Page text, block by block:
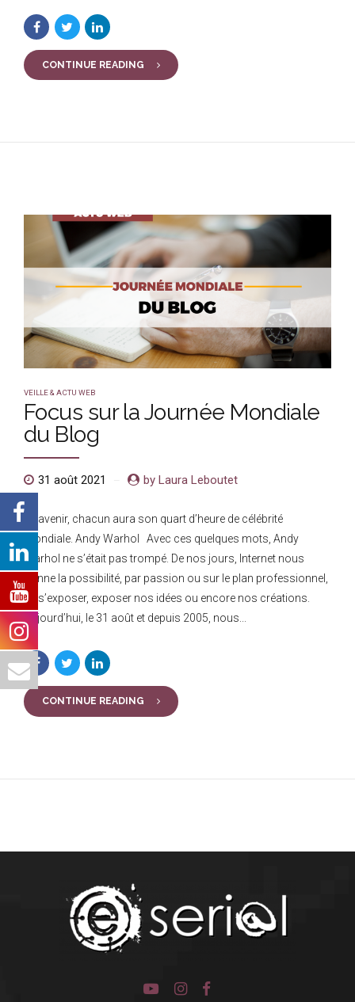
CONTINUE READING
VEILLE & ACTU WEB
Focus sur la Journée Mondiale
du Blog
31 août 2021 by Laura Leboutet
A l’avenir, chacun aura son quart d’heure de célébrité
mondiale. Andy Warhol Avec ces quelques mots, Andy
Warhol ne s’était pas trompé. De nos jours, Internet nous
donne la possibilité, par passion ou sur le plan professionnel,
de s’exposer, exposer nos idées ou encore nos créations.
Aujourd’hui, le 31 août et depuis 2005, nous...
CONTINUE READING